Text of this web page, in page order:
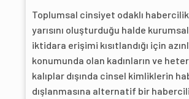
Toplumsal cinsiyet odaklı
yarısını oluşturduğu halde
iktidara erişimi kısıtlandığı için
konumunda olan kadınların ve
kalıplar dışında cinsel kimliklerin
dışlanmasına alternatif bir